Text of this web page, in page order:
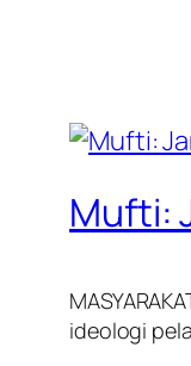
Mufti:
ideologi